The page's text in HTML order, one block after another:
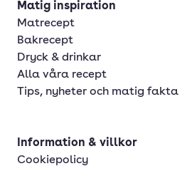
Matig inspiration
Matrecept
Bakrecept
Dryck & drinkar
Alla våra recept
Tips, nyheter och matig fakta
Information & villkor
Cookiepolicy